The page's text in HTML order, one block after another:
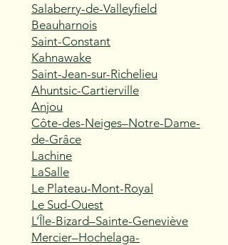
Salaberry-de-Valleyfield
Beauharnois
Saint-Constant
Kahnawake
Saint-Jean-sur-Richelieu
Ahuntsic-Cartierville
Anjou
Côte-des-Neiges–Notre-Dame-
de-Grâce
Lachine
LaSalle
Le Plateau-Mont-Royal
Le Sud-Ouest
L’Île-Bizard–Sainte-Geneviève
Mercier–Hochelaga-